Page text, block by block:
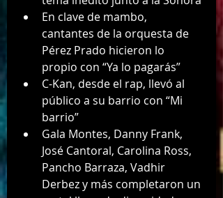
En clave de mambo,
cantantes de la orquesta de
Pérez Prado hicieron lo
propio con “Ya lo pagarás”
C-Kan, desde el rap, llevó al
público a su barrio con “Mi
barrio”
Gala Montes, Danny Frank,
José Cantoral, Carolina Ross,
Pancho Barraza, Vadhir
Derbez y más completaron un